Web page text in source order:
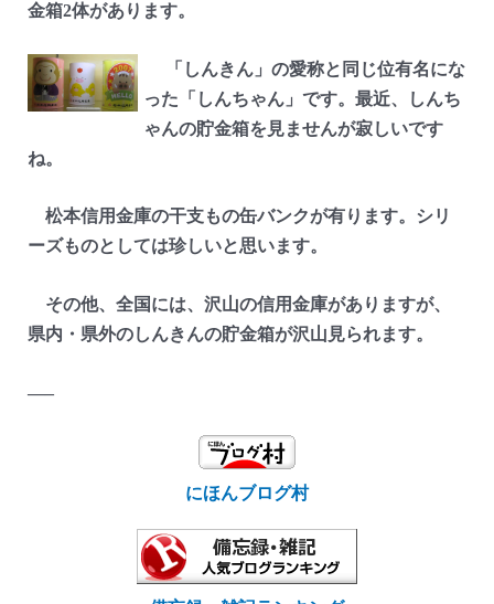
金箱2体があります。
「しんきん」の愛称と同じ位有名にな
った「しんちゃん」です。最近、しんち
ゃんの貯金箱を見ませんが寂しいです
ね。
松本信用金庫の干支もの缶バンクが有ります。シリ
ーズものとしては珍しいと思います。
その他、全国には、沢山の信用金庫がありますが、
県内・県外のしんきんの貯金箱が沢山見られます。
—–
にほんブログ村